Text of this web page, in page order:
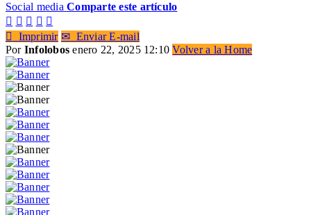
Social media Comparte este artículo
    

Imprimir ✉ Enviar E-mail
Por Infolobos enero 22, 2025 12:10Volver a la Home